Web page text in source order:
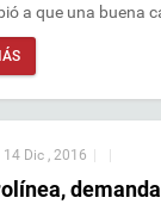
a que una buena
14 Dic , 2016